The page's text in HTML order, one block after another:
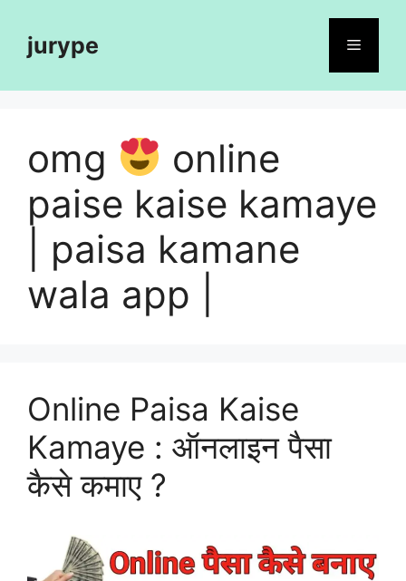
contentjurype Menu
omg
online
paise kaise kamaye
| paisa kamane
wala app |
Online Paisa Kaise
Kamaye : ऑनलाइन पैसा
कैसे कमाए ?